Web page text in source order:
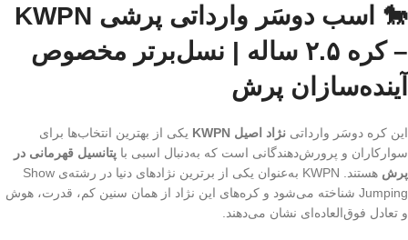
🐎 اسب دوسَر وارداتی پرشی KWPN
– کره ۲.۵ ساله | نسل‌برتر مخصوص
آینده‌سازان پرش
این کره دوسَر وارداتی نژاد اصیل KWPN
یکی از بهترین انتخاب‌ها برای
سوارکاران و پرورش‌دهندگانی است که به‌دنبال اسبی با پتانسیل قهرمانی در
پرش
هستند. KWPN به‌عنوان یکی از برترین نژادهای دنیا در رشته‌ی Show
Jumping شناخته می‌شود و کره‌های این نژاد از همان سنین کم، قدرت، هوش
و تعادل فوق‌العاده‌ای نشان می‌دهند.